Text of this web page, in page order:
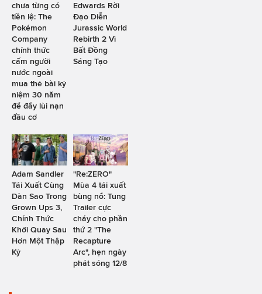
chưa từng có
tiền lệ: The
Pokémon
Company
chính thức
cấm người
nước ngoài
mua thẻ bài kỷ
niệm 30 năm
để đẩy lùi nạn
đầu cơ
Edwards Rời
Đạo Diễn
Jurassic World
Rebirth 2 Vì
Bất Đồng
Sáng Tạo
Adam Sandler
Tái Xuất Cùng
Dàn Sao Trong
Grown Ups 3,
Chính Thức
Khởi Quay Sau
Hơn Một Thập
Kỷ
"Re:ZERO"
Mùa 4 tái xuất
bùng nổ: Tung
Trailer cực
cháy cho phần
thứ 2 "The
Recapture
Arc", hẹn ngày
phát sóng 12/8